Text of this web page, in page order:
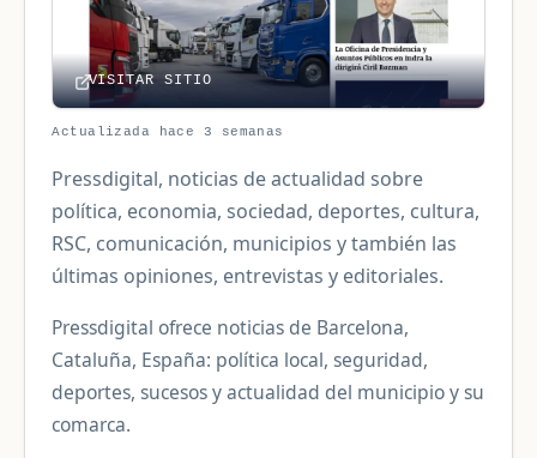
VISITAR SITIO
Actualizada hace 3 semanas
Pressdigital, noticias de actualidad sobre
política, economia, sociedad, deportes, cultura,
RSC, comunicación, municipios y también las
últimas opiniones, entrevistas y editoriales.
Pressdigital ofrece noticias de Barcelona,
Cataluña, España: política local, seguridad,
deportes, sucesos y actualidad del municipio y su
comarca.